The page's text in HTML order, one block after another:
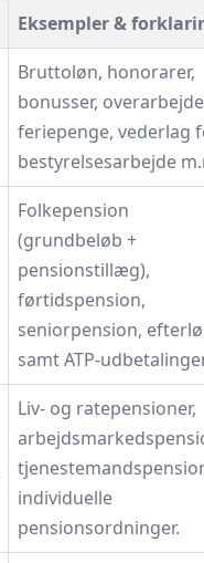
Eksempler &
Bruttoløn, honorarer,
bonusser,
feriepenge, vederlag
bestyrelsesarbejde
Folkepension
(grundbeløb +
pensionstillæg),
førtidspension,
seniorpension,
samt ATP-
Liv- og ratepensioner,
individuelle
pensionsordninger.